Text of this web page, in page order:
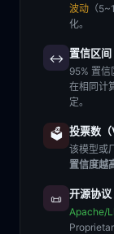
波动 （
化。
↔️ 置信区间
95% 置
在相同计
定。
🗳️ 投票数（
该模型或
置信度越
📜 开源协议
Apache/